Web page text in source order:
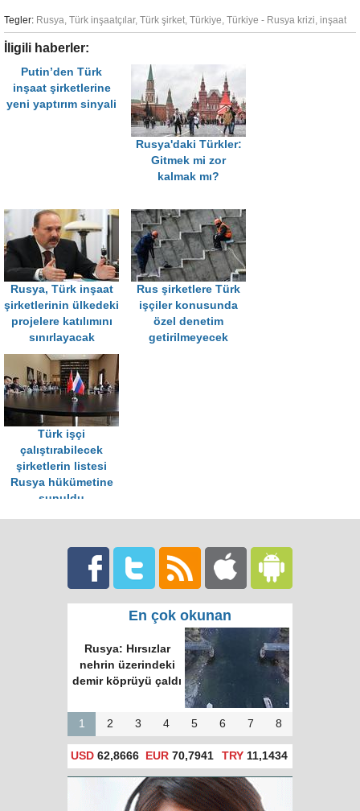
Tegler: Rusya, Türk inşaatçılar, Türk şirket, Türkiye, Türkiye - Rusya krizi, inşaat
İligili haberler:
Putin’den Türk
inşaat şirketlerine
yeni yaptırım sinyali
Rusya'daki Türkler:
Gitmek mi zor
kalmak mı?
Rusya, Türk inşaat
şirketlerinin ülkedeki
projelere katılımını
sınırlayacak
Rus şirketlere Türk
işçiler konusunda
özel denetim
getirilmeyecek
Türk işçi
çalıştırabilecek
şirketlerin listesi
Rusya hükümetine
sunuldu
En çok okunan
Rusya: Hırsızlar
nehrin üzerindeki
demir köprüyü çaldı
1 2 3 4 5 6 7 8
USD 62,8666 EUR 70,7941 TRY 11,1434